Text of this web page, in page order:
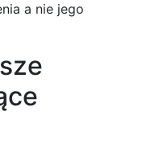
a nie jego